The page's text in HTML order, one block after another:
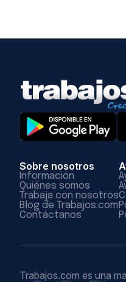
Sobre nosotros
Información
Quiénes somos
Trabaja con nosotros
Blog de Trabajos.com
Contáctanos
Trabajos.com es una